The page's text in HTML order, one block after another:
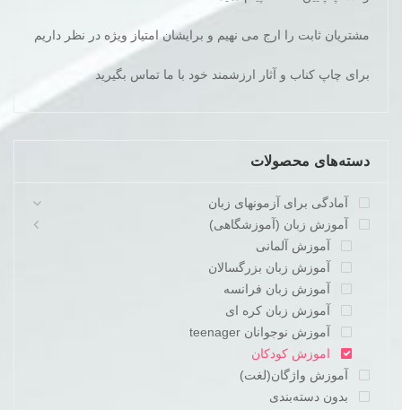
مشتریان ثابت را ارج می نهیم و برایشان امتیاز ویژه در نظر داریم
برای چاپ کناب و آثار ارزشمند خود با ما تماس بگیرید
دسته‌های محصولات
آمادگی برای آزمونهای زبان
آموزش زبان (آموزشگاهی)
آموزش آلمانی
آموزش زبان بزرگسالان
آموزش زبان فرانسه
آموزش زبان کره ای
آموزش نوجوانان teenager
اموزش کودکان
آموزش واژگان(لغت)
بدون دسته‌بندی